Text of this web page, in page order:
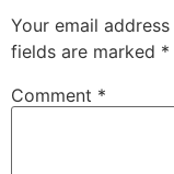
Your email
fields are marked *
Comment *